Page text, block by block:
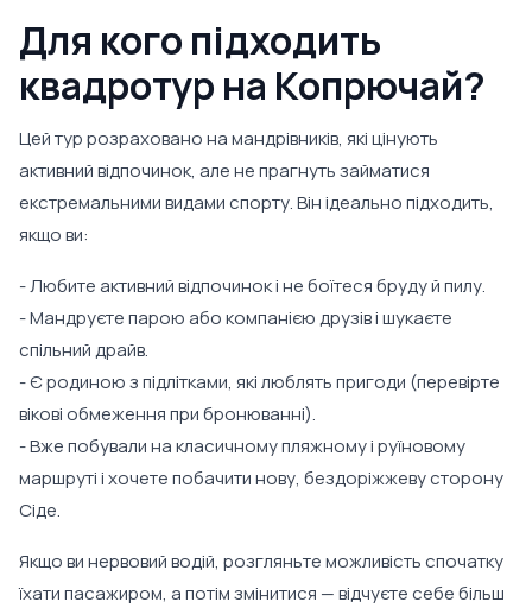
Для кого підходить
квадротур на Копрючай?
Цей тур розраховано на мандрівників, які цінують
активний відпочинок, але не прагнуть займатися
екстремальними видами спорту. Він ідеально підходить,
якщо ви:
- Любите активний відпочинок і не боїтеся бруду й пилу.
- Мандруєте парою або компанією друзів і шукаєте
спільний драйв.
- Є родиною з підлітками, які люблять пригоди (перевірте
вікові обмеження при бронюванні).
- Вже побували на класичному пляжному і руїновому
маршруті і хочете побачити нову, бездоріжжеву сторону
Сіде.
Якщо ви нервовий водій, розгляньте можливість спочатку
їхати пасажиром, а потім змінитися — відчуєте себе більш